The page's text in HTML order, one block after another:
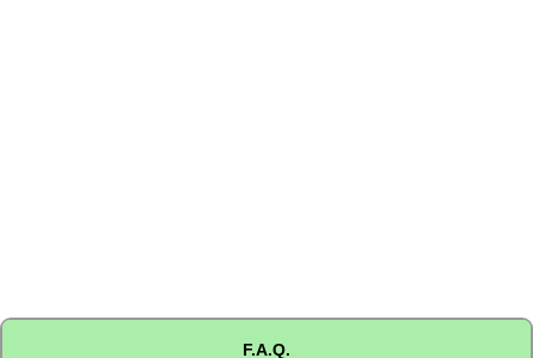
F.A.Q.